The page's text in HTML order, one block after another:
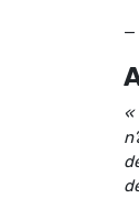
—
«